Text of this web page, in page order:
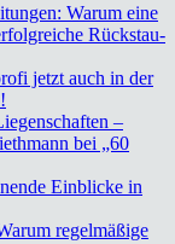
War­um eine
Rückstau­
jetzt auch in der
–
bei „60
Ein­bli­cke in
regel­mä­ßi­ge